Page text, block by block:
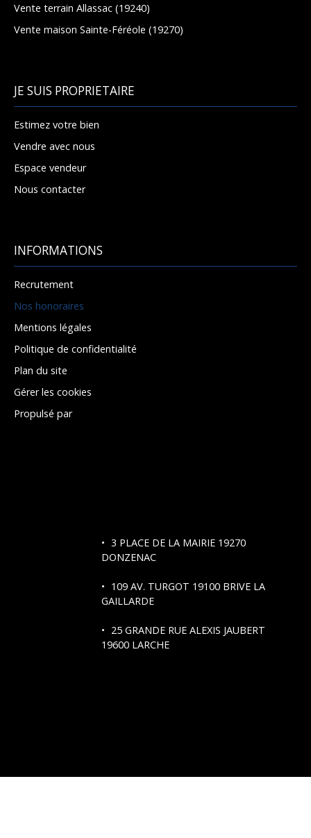
Vente terrain Allassac (19240)
Vente maison Sainte-Féréole (19270)
JE SUIS PROPRIETAIRE
Estimez votre bien
Vendre avec nous
Espace vendeur
Nous contacter
INFORMATIONS
Recrutement
Nos honoraires
Mentions légales
Politique de confidentialité
Plan du site
Gérer les cookies
Propulsé par
3 PLACE DE LA MAIRIE 19270
DONZENAC
109 AV. TURGOT 19100 BRIVE LA
GAILLARDE
25 GRANDE RUE ALEXIS JAUBERT
19600 LARCHE